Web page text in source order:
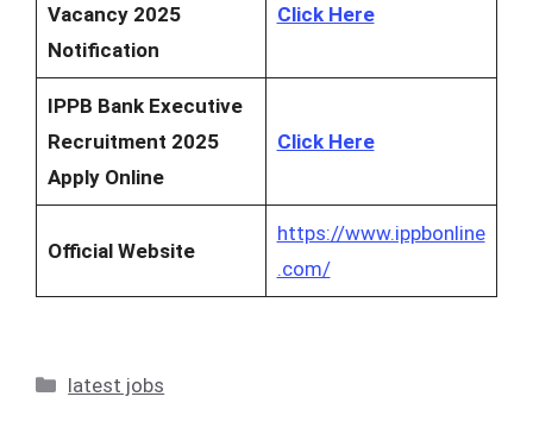
Vacancy 2025
Notification
Click Here
IPPB Bank Executive
Recruitment 2025
Apply Online
Click Here
Official Website
https://www.ippbonline
.com/
Categories
latest jobs